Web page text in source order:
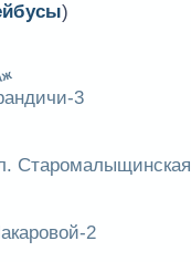
)
3
Старомалыщинская
2